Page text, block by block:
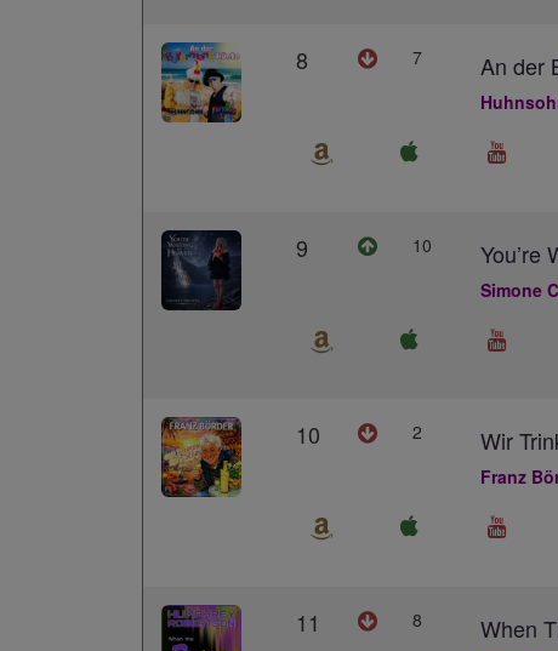
8 7 An der
9 10 You’re
Simone
10 2 Wir
Franz
11 8 When